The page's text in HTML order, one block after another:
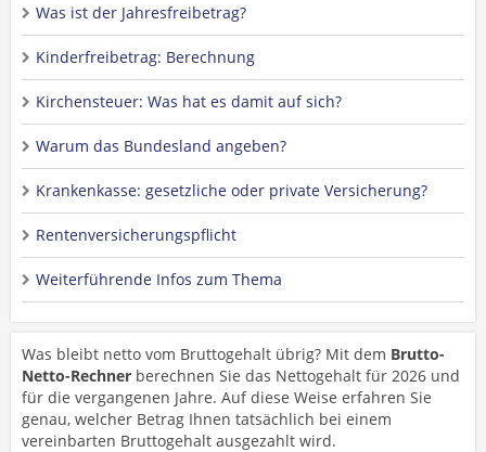
Was bleibt netto vom Bruttogehalt übrig? Mit dem Brutto-
Netto-Rechner berechnen Sie das Nettogehalt für 2026 und
für die vergangenen Jahre. Auf diese Weise erfahren Sie
genau, welcher Betrag Ihnen tatsächlich bei einem
vereinbarten Bruttogehalt ausgezahlt wird.
Was ist der Jahresfreibetrag?
Kinderfreibetrag: Berechnung
Kirchensteuer: Was hat es damit auf sich?
Warum das Bundesland angeben?
Krankenkasse: gesetzliche oder private Versicherung?
Rentenversicherungspflicht
Weiterführende Infos zum Thema